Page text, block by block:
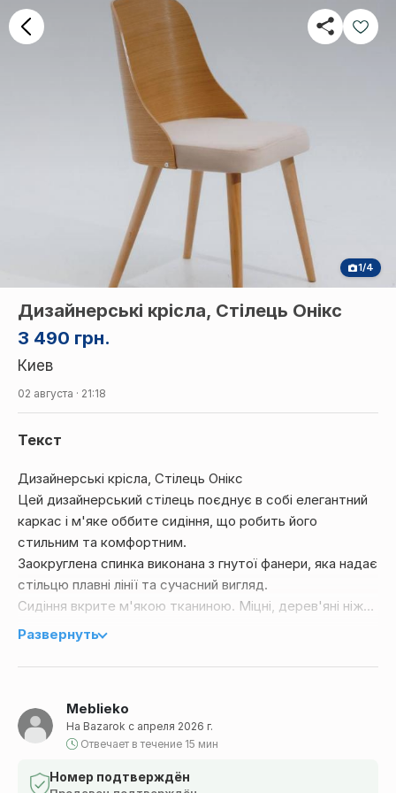
1/4
3 490 грн.
Дизайнерські крісла, Стілець Онікс
Киев
02 августа · 21:18
Meblieko
На Bazarok с апреля 2026 г.
Отвечает в течение 15 мин
Номер подтверждён
Текст
Дизайнерські крісла, Стілець Онікс
Цей дизайнерський стілець поєднує в собі елегантний
каркас і м'яке оббите сидіння, що робить його
стильним та комфортним.
Заокруглена спинка виконана з гнутої фанери, яка надає
стільцю плавні лінії та сучасний вигляд.
Сидіння вкрите м'якою тканиною. Міцні, дерев'яні ніжки
забезпечують стійкість і надійність конструкції.
завдяки своєму дизайнерському, мінімалістичному та
Матеріал: бук
Розміри: 470/480/900 мм, висота сидіння 490 мм
Вибір кольору тканини.
Вибір тканини: велюр, оксамит
Развернуть